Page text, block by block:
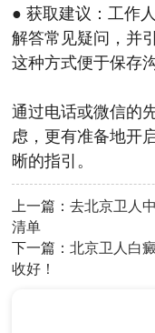
● 获取建议：工作
解答常见疑问，并
这种方式便于保存
通过电话或微信的
虑，更有准备地开
晰的指引。
上一篇：去北京卫人
清单
下一篇：北京卫人白
收好！